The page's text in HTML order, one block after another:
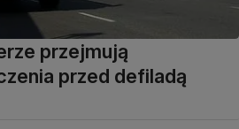
przejmują
przed defiladą